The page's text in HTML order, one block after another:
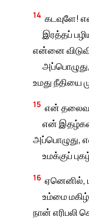
14 கடவுளே!
இரத்தப்
என்னை
உமது நீதியை
15 என்
என்
அப்பொழுது,
உமக்குப்
16 ஏனெனில்,
உம்மை
நான் எரிபலி